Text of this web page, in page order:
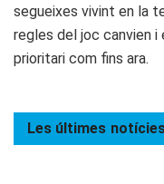
segueixes vivint en la
regles del joc canvien
prioritari com fins ara.
Les últimes